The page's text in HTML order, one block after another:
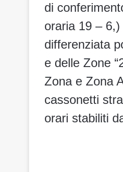
di
oraria 19 –
differenziata
e delle Zone
Zona e Zona
cassonetti
orari stabiliti